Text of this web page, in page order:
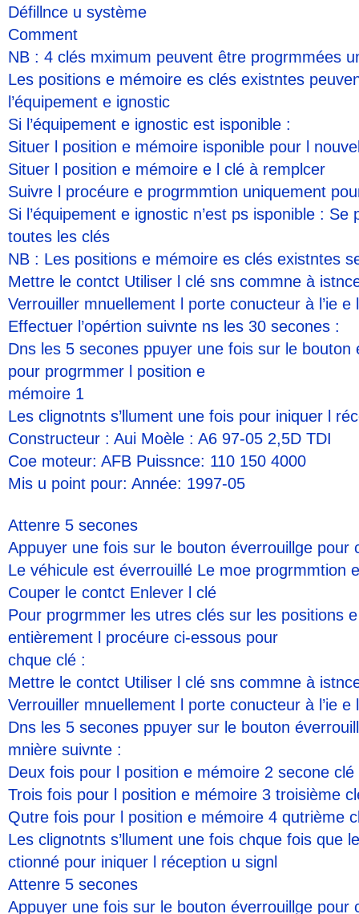
Défillnce u système
Comment
NB : 4 clés mximum peuvent être progrmmées
Les positions e mémoire es clés existntes
l’équipement e ignostic
Si l’équipement e ignostic est isponible :
Situer l position e mémoire isponible pour l
Situer l position e mémoire e l clé à remplcer
Suivre l procéure e progrmmtion uniquement
Si l’équipement e ignostic n’est ps isponible :
toutes les clés
NB : Les positions e mémoire es clés existntes
Mettre le contct Utiliser l clé sns commne à
Verrouiller mnuellement l porte conucteur à l’ie e
Effectuer l’opértion suivnte ns les 30 secones :
Dns les 5 secones ppuyer une fois sur le bouton
pour progrmmer l position e
mémoire 1
Les clignotnts s’llument une fois pour iniquer l
Constructeur : Aui Moèle : A6 97-05 2,5D TDI
Coe moteur: AFB Puissnce: 110 150 4000
Mis u point pour: Année: 1997-05
Attenre 5 secones
Appuyer une fois sur le bouton éverrouillge pour
Le véhicule est éverrouillé Le moe progrmmtion
Couper le contct Enlever l clé
Pour progrmmer les utres clés sur les positions
entièrement l procéure ci-essous pour
chque clé :
Mettre le contct Utiliser l clé sns commne à
Verrouiller mnuellement l porte conucteur à l’ie e
Dns les 5 secones ppuyer sur le bouton
mnière suivnte :
Deux fois pour l position e mémoire 2 secone clé
Trois fois pour l position e mémoire 3 troisième
Qutre fois pour l position e mémoire 4 qutrième
Les clignotnts s’llument une fois chque fois que
ctionné pour iniquer l réception u signl
Attenre 5 secones
Appuyer une fois sur le bouton éverrouillge pour